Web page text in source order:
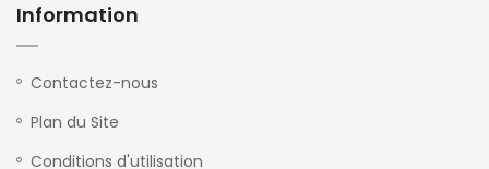
Information
Contactez-nous
Plan du Site
Conditions d'utilisation